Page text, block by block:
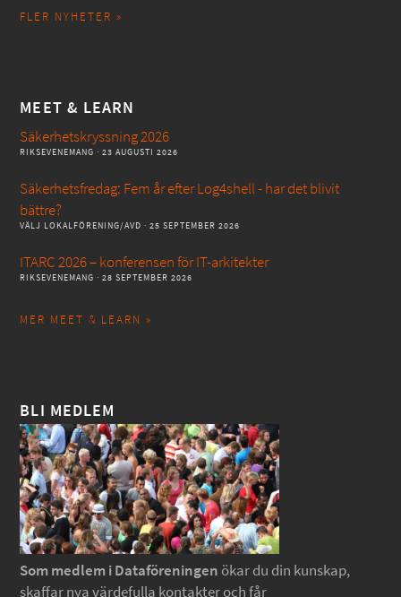
FLER NYHETER »
MEET & LEARN
Säkerhetskryssning 2026
RIKSEVENEMANG · 23 AUGUSTI 2026
Säkerhetsfredag: Fem år efter Log4shell - har det blivit
bättre?
VÄLJ LOKALFÖRENING/AVD · 25 SEPTEMBER 2026
ITARC 2026 – konferensen för IT-arkitekter
RIKSEVENEMANG · 28 SEPTEMBER 2026
MER MEET & LEARN »
BLI MEDLEM
Som medlem i Dataföreningen ökar du din kunskap,
skaffar nya värdefulla kontakter och får